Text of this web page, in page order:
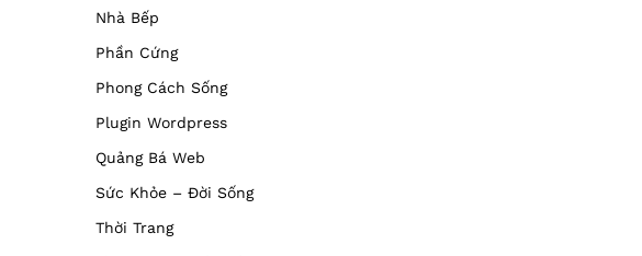
Nhà Bếp
Phần Cứng
Phong Cách Sống
Plugin Wordpress
Quảng Bá Web
Sức Khỏe – Đời Sống
Thời Trang